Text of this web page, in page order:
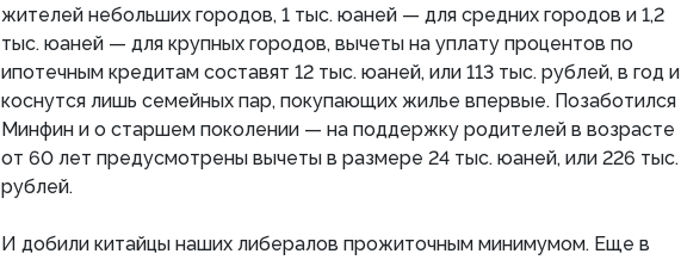
жителей небольших городов, 1 тыс. юаней — для средних городов и 1,2
тыс. юаней — для крупных городов, вычеты на уплату процентов по
ипотечным кредитам составят 12 тыс. юаней, или 113 тыс. рублей, в год и
коснутся лишь семейных пар, покупающих жилье впервые. Позаботился
Минфин и о старшем поколении — на поддержку родителей в возрасте
от 60 лет предусмотрены вычеты в размере 24 тыс. юаней, или 226 тыс.
рублей.
И добили китайцы наших либералов прожиточным минимумом. Еще в